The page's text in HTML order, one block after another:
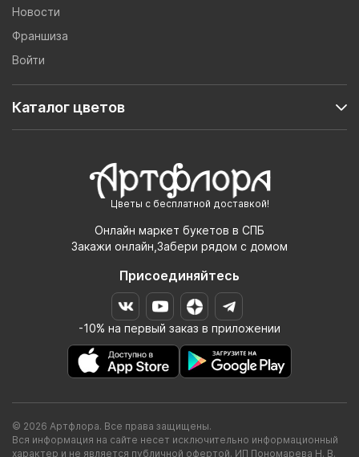
Цветы с бесплатной доставкой!
Онлайн маркет букетов в СПБ
Закажи онлайн,Забери рядом с домом
Присоединяйтесь
-10% на первый заказ в приложении
Новости
Франшиза
Войти
Каталог цветов
© 2026 Артфлора. Все права защищены.
Вся информация на сайте несет исключительно информационный
характер и не является публичной офертой. ИП Пономарева Н. В.